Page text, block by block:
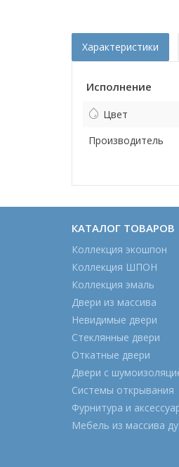
Характеристики
Исполнение
Цвет
Производитель
КАТАЛОГ ТОВАРОВ
Коллекция экошпон
Коллекция ШПОН
Коллекция эмаль
Двери из массива
Невидимые двери
Стеклянные двери
Откатные двери
Двери с
Системы открывания
Фурнитура и
Мебель из массива